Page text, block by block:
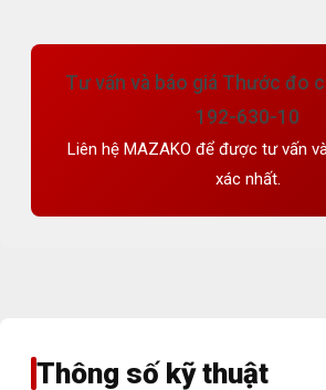
Tư vấn và báo giá Thước đo
192-630-10
Liên hệ MAZAKO để được tư vấn
xác nhất.
Thông số kỹ thuật